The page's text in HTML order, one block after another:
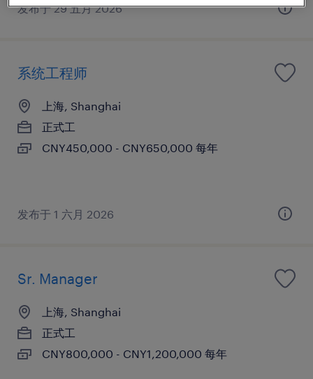
发布于 29 五月 2026
系统工程师
上海, Shanghai
正式工
CNY450,000 - CNY650,000 每年
发布于 1 六月 2026
Sr. Manager
上海, Shanghai
正式工
CNY800,000 - CNY1,200,000 每年